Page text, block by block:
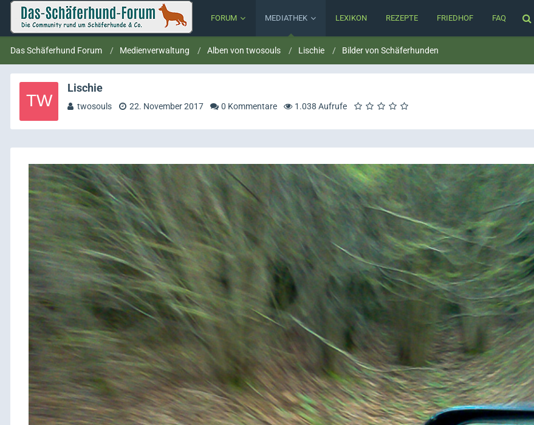
FORUM MEDIATHEK LEXIKON REZEPTE FRIEDHOF FAQ
Das Schäferhund Forum Medienverwaltung Alben von twosouls Lischie Bilder von Schäferhunden
Lischie
twosouls 22. November 2017 0 Kommentare 1.038 Aufrufe